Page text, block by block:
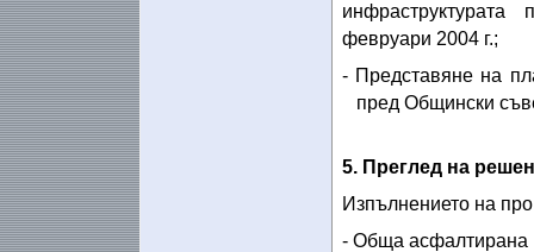
февруари 2004 г.;
- Представяне на
пред Общински
5. Преглед на
Изпълнението на
- Обща асфалтирана